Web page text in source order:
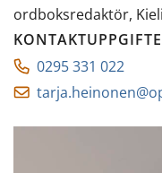
ordboksredaktör,
0295 331 022